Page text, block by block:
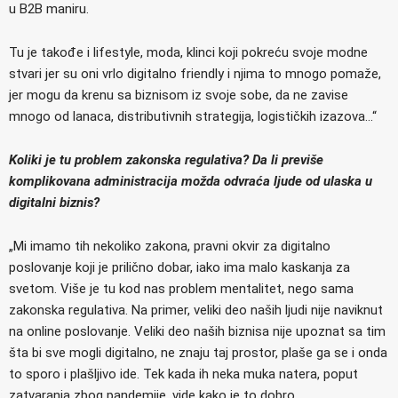
u B2B maniru.
Tu je takođe i lifestyle, moda, klinci koji pokreću svoje modne
stvari jer su oni vrlo digitalno friendly i njima to mnogo pomaže,
jer mogu da krenu sa biznisom iz svoje sobe, da ne zavise
mnogo od lanaca, distributivnih strategija, logističkih izazova…“
Koliki je tu problem zakonska regulativa? Da li previše
komplikovana administracija možda odvraća ljude od ulaska u
digitalni biznis?
„Mi imamo tih nekoliko zakona, pravni okvir za digitalno
poslovanje koji je prilično dobar, iako ima malo kaskanja za
svetom. Više je tu kod nas problem mentalitet, nego sama
zakonska regulativa. Na primer, veliki deo naših ljudi nije naviknut
na online poslovanje. Veliki deo naših biznisa nije upoznat sa tim
šta bi sve mogli digitalno, ne znaju taj prostor, plaše ga se i onda
to sporo i plašljivo ide. Tek kada ih neka muka natera, poput